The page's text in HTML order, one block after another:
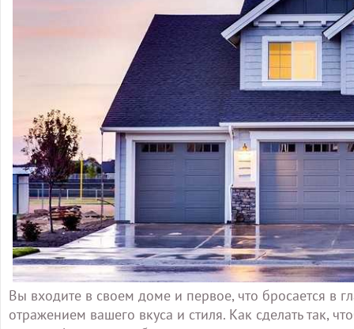
Вы входите в своем доме и первое, что бросается в
отражением вашего вкуса и стиля. Как сделать так,